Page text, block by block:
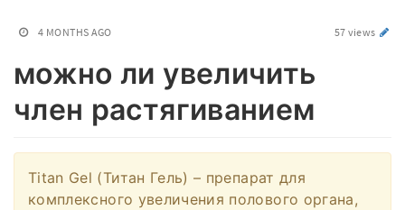
4 MONTHS AGO 57 views
можно ли увеличить
член растягиванием
Titan Gel (Титан Гель) – препарат для
комплексного увеличения полового органа,